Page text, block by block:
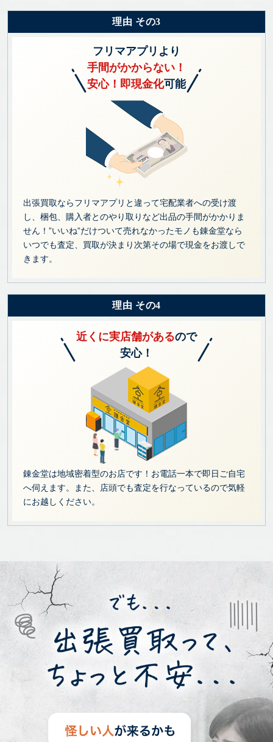
理由 その3
フリマアプリより
手間がかからない！
安心！即現金化可能
出張買取ならフリマアプリと違って宅配業者への受け渡
し、梱包、購入者とのやり取りなど出品の手間がかかりま
せん！”いいね”だけついて売れなかったモノも錬金堂なら
いつでも査定、買取が決まり次第その場で現金をお渡しで
きます。
理由 その4
近くに実店舗があるので
安心！
錬金堂は地域密着型のお店です！お電話一本で即日ご自宅
へ伺えます。また、店頭でも査定を行なっているので気軽
にお越しください。